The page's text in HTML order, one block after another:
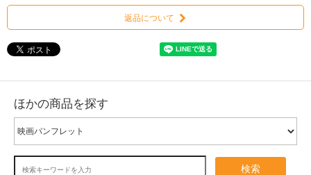
返品について
ほかの商品を探す
検索